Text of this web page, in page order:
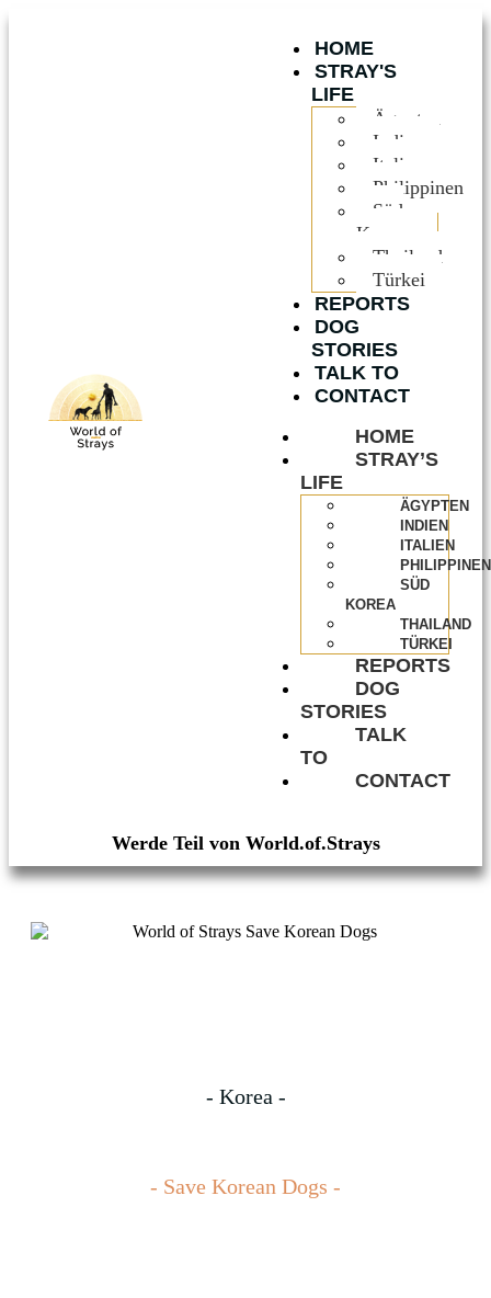
HOME
STRAY'S
LIFE
Ägypten
Indien
Italien
Philippinen
Süd
Korea
Thailand
Türkei
REPORTS
DOG
STORIES
TALK TO
CONTACT
HOME
STRAY’S
LIFE
ÄGYPTEN
INDIEN
ITALIEN
PHILIPPINEN
SÜD
KOREA
THAILAND
TÜRKEI
REPORTS
DOG
STORIES
TALK
TO
CONTACT
Werde Teil von World.of.Strays
- Korea -
- Save Korean Dogs -